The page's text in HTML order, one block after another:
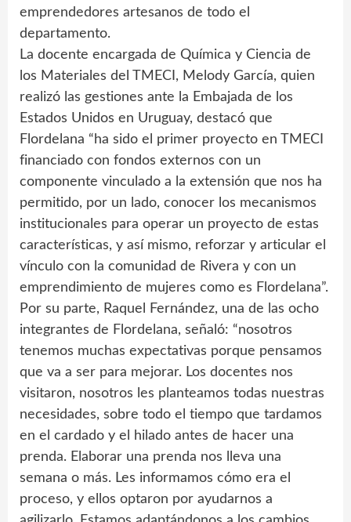
emprendedores artesanos de todo el
departamento.
La docente encargada de Química y Ciencia de
los Materiales del TMECI, Melody García, quien
realizó las gestiones ante la Embajada de los
Estados Unidos en Uruguay, destacó que
Flordelana “ha sido el primer proyecto en TMECI
financiado con fondos externos con un
componente vinculado a la extensión que nos ha
permitido, por un lado, conocer los mecanismos
institucionales para operar un proyecto de estas
características, y así mismo, reforzar y articular el
vínculo con la comunidad de Rivera y con un
emprendimiento de mujeres como es Flordelana”.
Por su parte, Raquel Fernández, una de las ocho
integrantes de Flordelana, señaló: “nosotros
tenemos muchas expectativas porque pensamos
que va a ser para mejorar. Los docentes nos
visitaron, nosotros les planteamos todas nuestras
necesidades, sobre todo el tiempo que tardamos
en el cardado y el hilado antes de hacer una
prenda. Elaborar una prenda nos lleva una
semana o más. Les informamos cómo era el
proceso, y ellos optaron por ayudarnos a